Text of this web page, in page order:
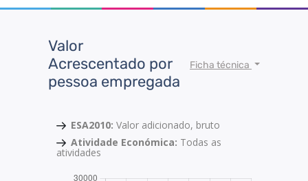
Valor
Acrescentado por
pessoa empregada
Ficha técnica
ESA2010: Valor adicionado, bruto
Atividade Económica: Todas as
atividades